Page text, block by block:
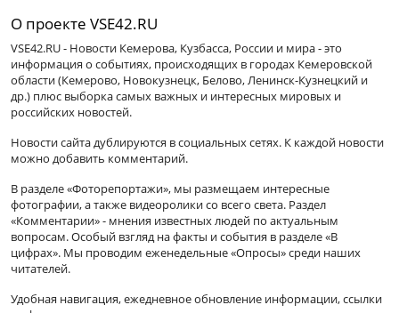
О проекте VSE42.RU
VSE42.RU - Новости Кемерова, Кузбасса, России и мира - это
информация о событиях, происходящих в городах Кемеровской
области (Кемерово, Новокузнецк, Белово, Ленинск-Кузнецкий и
др.) плюс выборка самых важных и интересных мировых и
российских новостей.
Новости сайта дублируются в социальных сетях. К каждой новости
можно добавить комментарий.
В разделе «Фоторепортажи», мы размещаем интересные
фотографии, а также видеоролики со всего света. Раздел
«Комментарии» - мнения известных людей по актуальным
вопросам. Особый взгляд на факты и события в разделе «В
цифрах». Мы проводим еженедельные «Опросы» среди наших
читателей.
Удобная навигация, ежедневное обновление информации, ссылки